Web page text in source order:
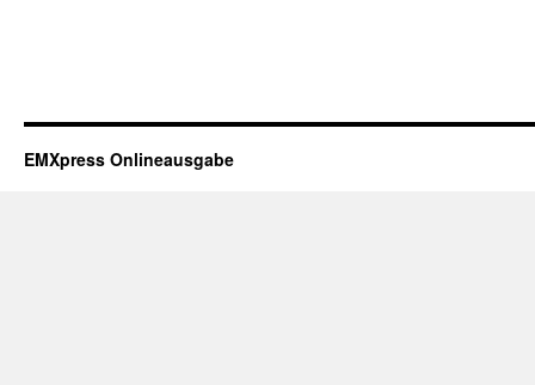
EMXpress Onlineausgabe